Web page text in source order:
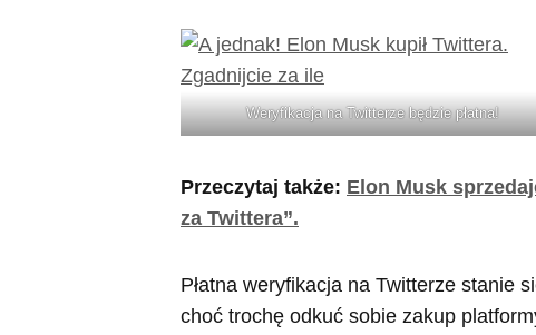
Weryfikacja na Twitterze będzie płatna!
Przeczytaj także: Elon Musk
za Twittera”.
Płatna weryfikacja na Twitterze stanie
choć trochę odkuć sobie zakup